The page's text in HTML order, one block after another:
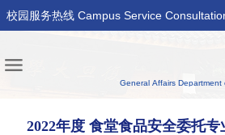
校园服务热线 Campus Service
2022年度 食堂食品安全委托